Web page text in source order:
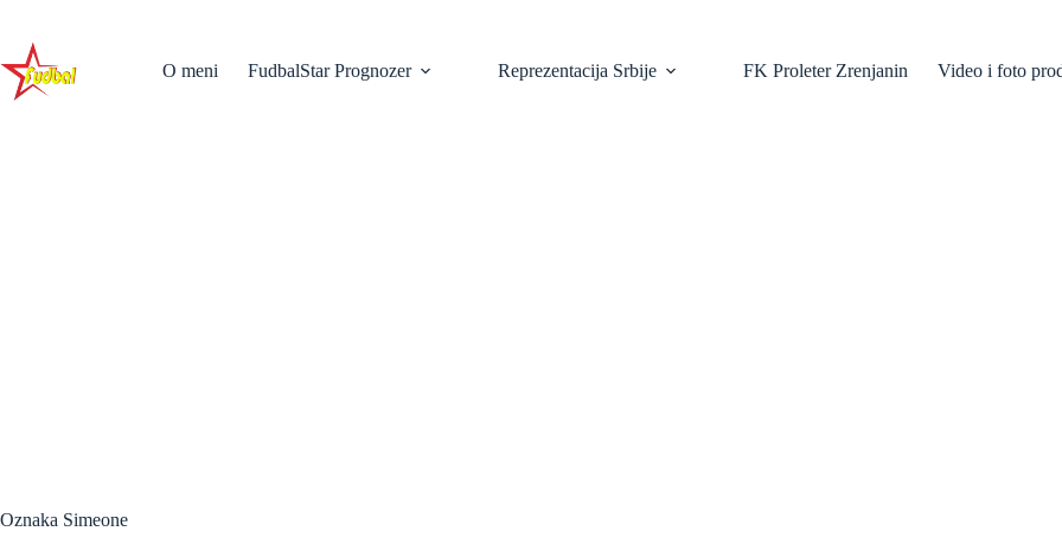
content
O meni
FudbalStar Prognozer Reprezentacija Srbije FK Proleter Zrenjanin Video i foto
Oznaka Simeone